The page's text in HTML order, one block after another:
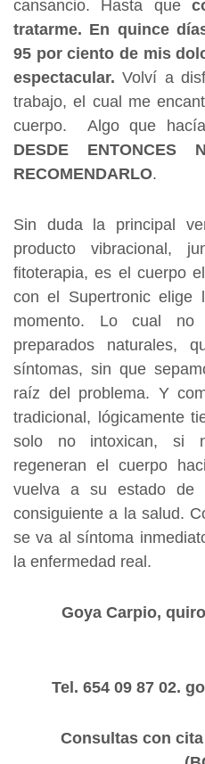
cansancio. Hasta que
tratarme. En quince
95 por ciento de mis
espectacular. Volví a
trabajo, el cual me
cuerpo. Algo que
DESDE
RECOMENDARLO.
Sin duda la principal
producto vibracional,
fitoterapia, es el cuerpo
con el Supertronic elige
momento. Lo cual
preparados naturales,
síntomas, sin que
raíz del problema. Y
tradicional, lógicamente
solo no intoxican, si
regeneran el cuerpo
vuelva a su estado de
consiguiente a la salud.
se va al síntoma
la enfermedad real.
Goya Carpio,
Tel. 654 09 87 02.
Consultas con